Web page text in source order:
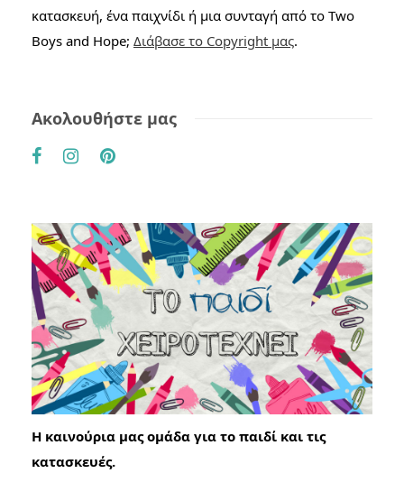
κατασκευή, ένα παιχνίδι ή μια συνταγή από το Two
Boys and Hope; Διάβασε το Copyright μας.
Ακολουθήστε μας
Η καινούρια μας ομάδα για το παιδί και τις
κατασκευές.